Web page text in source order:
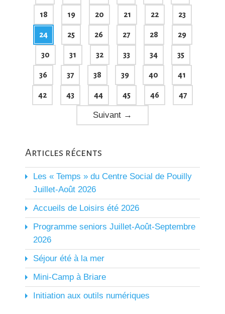
18 19 20 21 22 23
24 25 26 27 28 29
30 31 32 33 34 35
36 37 38 39 40 41
42 43 44 45 46 47
Suivant →
Articles récents
Les « Temps » du Centre Social de Pouilly
Juillet-Août 2026
Accueils de Loisirs été 2026
Programme seniors Juillet-Août-Septembre
2026
Séjour été à la mer
Mini-Camp à Briare
Initiation aux outils numériques